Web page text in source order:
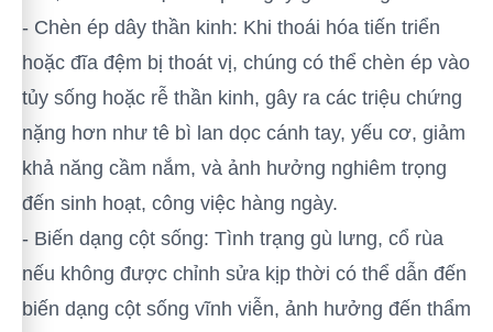
- Chèn ép dây thần kinh: Khi thoái hóa tiến triển
hoặc đĩa đệm bị thoát vị, chúng có thể chèn ép vào
tủy sống hoặc rễ thần kinh, gây ra các triệu chứng
nặng hơn như tê bì lan dọc cánh tay, yếu cơ, giảm
khả năng cầm nắm, và ảnh hưởng nghiêm trọng
đến sinh hoạt, công việc hàng ngày.
- Biến dạng cột sống: Tình trạng gù lưng, cổ rùa
nếu không được chỉnh sửa kịp thời có thể dẫn đến
biến dạng cột sống vĩnh viễn, ảnh hưởng đến thẩm